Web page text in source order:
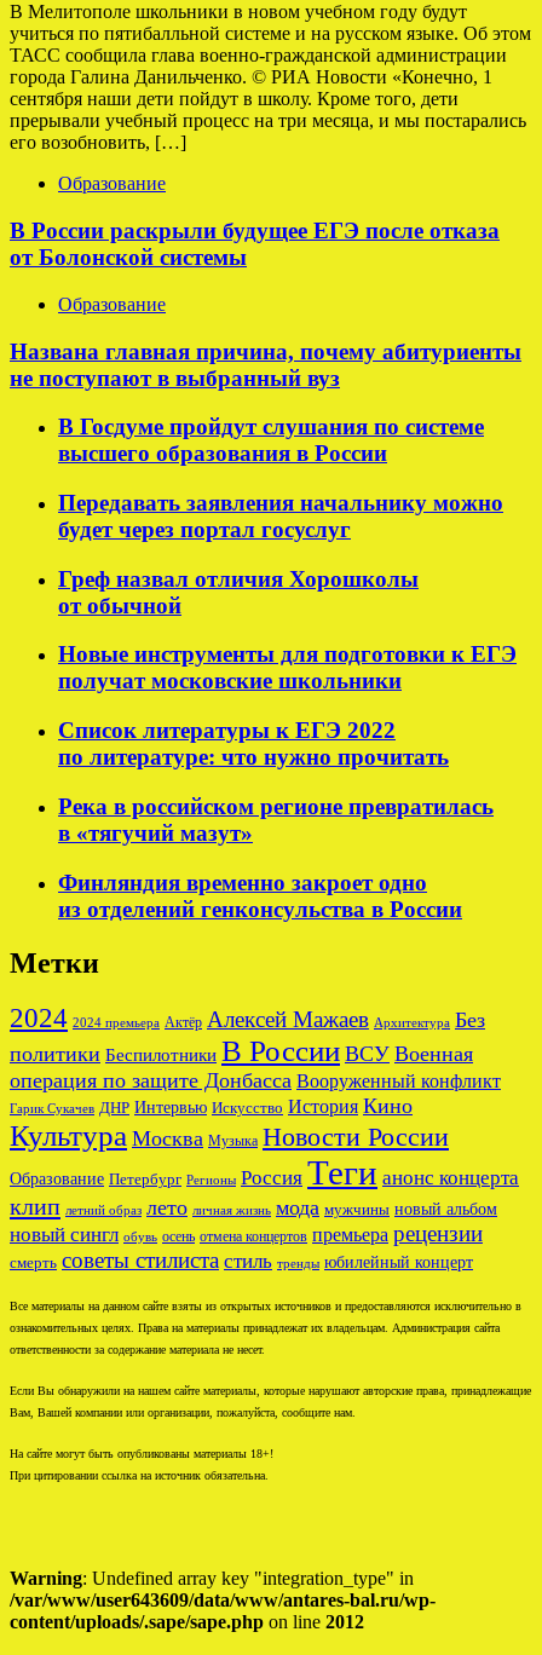
В Мелитополе школьники в новом учебном году будут
учиться по пятибалльной системе и на русском языке. Об этом
ТАСС сообщила глава военно-гражданской администрации
города Галина Данильченко. © РИА Новости «Конечно, 1
сентября наши дети пойдут в школу. Кроме того, дети
прерывали учебный процесс на три месяца, и мы постарались
его возобновить, […]
Образование
В России раскрыли будущее ЕГЭ после отказа
от Болонской системы
Образование
Названа главная причина, почему абитуриенты
не поступают в выбранный вуз
В Госдуме пройдут слушания по системе
высшего образования в России
Передавать заявления начальнику можно
будет через портал госуслуг
Греф назвал отличия Хорошколы
от обычной
Новые инструменты для подготовки к ЕГЭ
получат московские школьники
Список литературы к ЕГЭ 2022
по литературе: что нужно прочитать
Река в российском регионе превратилась
в «тягучий мазут»
Финляндия временно закроет одно
из отделений генконсульства в России
Метки
2024 2024 премьера Актёр Алексей Мажаев Архитектура Без
политики Беспилотники В России ВСУ Военная
операция по защите Донбасса Вооруженный конфликт
Гарик Сукачев ДНР Интервью Искусство История Кино
Культура Москва Музыка Новости России
Образование Петербург Регионы Россия Теги анонс концерта
клип летний образ лето личная жизнь мода мужчины новый альбом
новый сингл обувь осень отмена концертов премьера рецензии
смерть советы стилиста стиль тренды юбилейный концерт
Все материалы на данном сайте взяты из открытых источников и предоставляются исключительно в
ознакомительных целях. Права на материалы принадлежат их владельцам. Администрация сайта
ответственности за содержание материала не несет.
Если Вы обнаружили на нашем сайте материалы, которые нарушают авторские права, принадлежащие
Вам, Вашей компании или организации, пожалуйста, сообщите нам.
На сайте могут быть опубликованы материалы 18+!
При цитировании ссылка на источник обязательна.
Warning: Undefined array key "integration_type" in
/var/www/user643609/data/www/antares-bal.ru/wp-
content/uploads/.sape/sape.php on line 2012